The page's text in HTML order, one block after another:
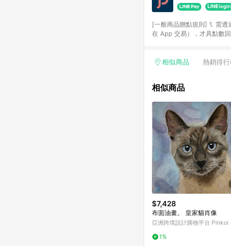
[一般商品贈點規則] 1. 需
在 App 交易），才具點數
格，部分退款不在此限。
使用規則請以點數紅包活動
相似商品 熱銷排
相似商品
$7,428
布面油畫。 皇家貓肖像
亞洲跨境設計購物平台 Pinkoi
1%